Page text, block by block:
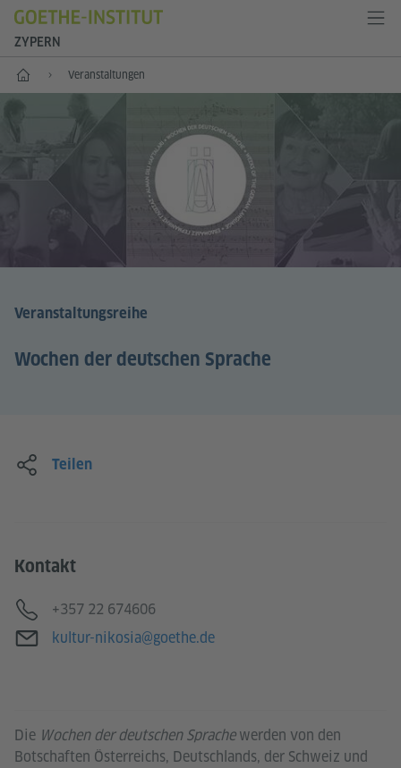
ZYPERN
Start Veranstaltungen
Veranstaltungsreihe
Wochen der deutschen Sprache
Die Wochen der deutschen Sprachewerden von den
Botschaften Österreichs, Deutschlands, der Schweiz und
Teilen
Kontakt
Telefon
+357 22 674606
E-Mail
kultur-nikosia@goethe.de